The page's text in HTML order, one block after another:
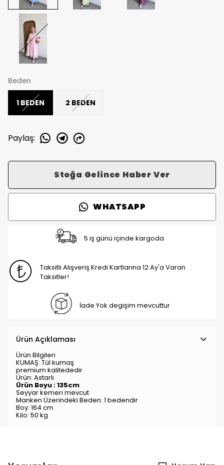
Beden
1 BEDEN 2 BEDEN
Paylaş:
Stoğa Gelince Haber Ver
WHATSAPP
5 iş günü içinde kargoda
Taksitli Alışveriş Kredi Kartlarına 12 Ay'a Varan
Taksitler!
İade Yok degişim mevcuttur
Ürün Açıklaması
Ürün Bilgileri
KUMAŞ: Tül kumaş
premium kalitededir
Ürün: Astarlı
Ürün Boyu : 135cm
Seyyar kemeri mevcut
Manken Üzerindeki Beden: 1 bedendir
Boy: 164 cm
Kilo: 50 kg